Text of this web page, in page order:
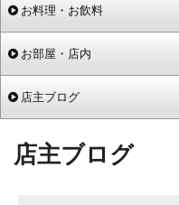
お料理・お飲料
お部屋・店内
店主ブログ
店主ブログ